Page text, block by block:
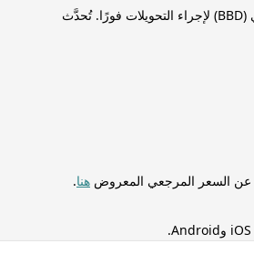
استخدم سعر الصرف المباشر من دينار مقدوني (MKD) إلى دولار بربادوسي (BBD) لإجراء التحويلات فورًا. تُحدَّث
عن السعر المرجعي المعروض هنا.